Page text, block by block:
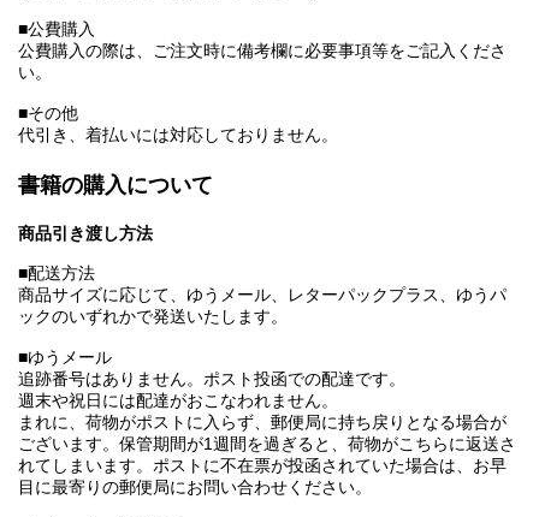
■公費購入
公費購入の際は、ご注文時に備考欄に必要事項等をご記入くださ
い。
■その他
代引き、着払いには対応しておりません。
書籍の購入について
商品引き渡し方法
■配送方法
商品サイズに応じて、ゆうメール、レターパックプラス、ゆうパ
ックのいずれかで発送いたします。
■ゆうメール
追跡番号はありません。ポスト投函での配達です。
週末や祝日には配達がおこなわれません。
まれに、荷物がポストに入らず、郵便局に持ち戻りとなる場合が
ございます。保管期間が1週間を過ぎると、荷物がこちらに返送さ
れてしまいます。ポストに不在票が投函されていた場合は、お早
目に最寄りの郵便局にお問い合わせください。